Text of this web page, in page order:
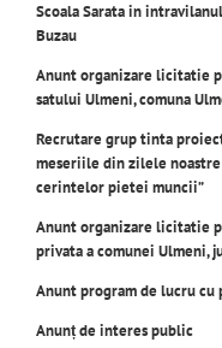
Scoala Sarata in
Buzau
Anunt organizare licitatie
satului Ulmeni, comuna
Recrutare grup tinta proiect
meseriile din zilele
cerintelor pietei muncii”
Anunt organizare licitatie
privata a comunei Ulmeni,
Anunt program de lucru cu
Anunț de interes public